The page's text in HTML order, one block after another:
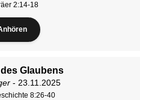
2:14-18
des Glaubens
- 23.11.2025
8:26-40